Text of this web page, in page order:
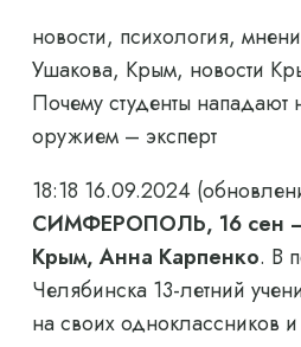
новости, психология,
Ушакова, Крым, новости
Почему студенты нападают
оружием – эксперт
18:18 16.09.2024
СИМФЕРОПОЛЬ, 16 сен
Крым, Анна Карпенко. В
Челябинска 13-летний
на своих одноклассников и